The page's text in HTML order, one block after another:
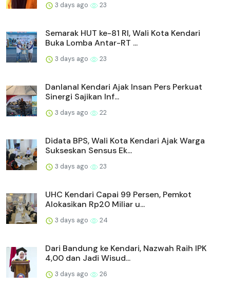
3 days ago 23
Semarak HUT ke-81 RI, Wali Kota Kendari
Buka Lomba Antar-RT ...
3 days ago 23
Danlanal Kendari Ajak Insan Pers Perkuat
Sinergi Sajikan Inf...
3 days ago 22
Didata BPS, Wali Kota Kendari Ajak Warga
Sukseskan Sensus Ek...
3 days ago 23
UHC Kendari Capai 99 Persen, Pemkot
Alokasikan Rp20 Miliar u...
3 days ago 24
Dari Bandung ke Kendari, Nazwah Raih IPK
4,00 dan Jadi Wisud...
3 days ago 26